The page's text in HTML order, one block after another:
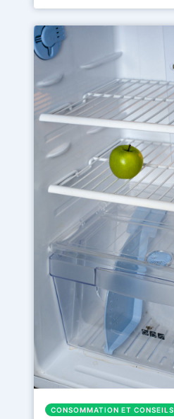
CONSOMMATION ET CONSEILS